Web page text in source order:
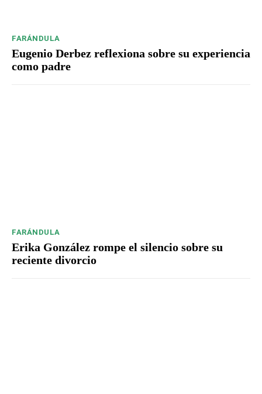
FARÁNDULA
Eugenio Derbez reflexiona sobre su experiencia
como padre
FARÁNDULA
Erika González rompe el silencio sobre su
reciente divorcio